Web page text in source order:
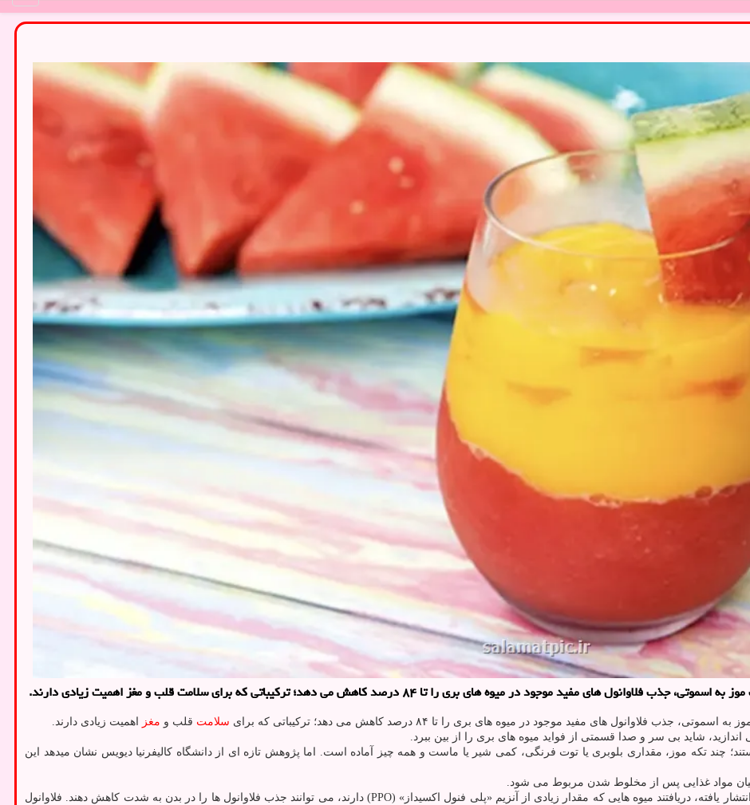
در میوه های بری را تا ۸۴ درصد کاهش می دهد؛ ترکیباتی که برای سلامت قلب و مغز اهمیت زیادی دارند.
های مفید موجود در میوه های بری را تا ۸۴ درصد کاهش می دهد؛ ترکیباتی که برای سلامت قلب و مغز
اهمیت زیادی دارند.
چند تکه موز، مقداری بلوبری یا توت فرنگی، کمی شیر یا ماست و همه چیز آماده است. اما پژوهش تازه ای از دانشگاه کالیفرنیا دیویس نشان میدهد این
مواد غذایی پس از مخلوط شدن مربوط می شود.
پژوهشگران در مطالعه ای که در نشریه علمی Food & Function انتشار یافته، دریافتند میوه هایی که مقدار زیادی از آنزیم «پلی فنول اکسیداز» (PPO) دارند، می توانند جذب فلاوانول ها را در بدن به شدت کاهش دهند. فلاوانول